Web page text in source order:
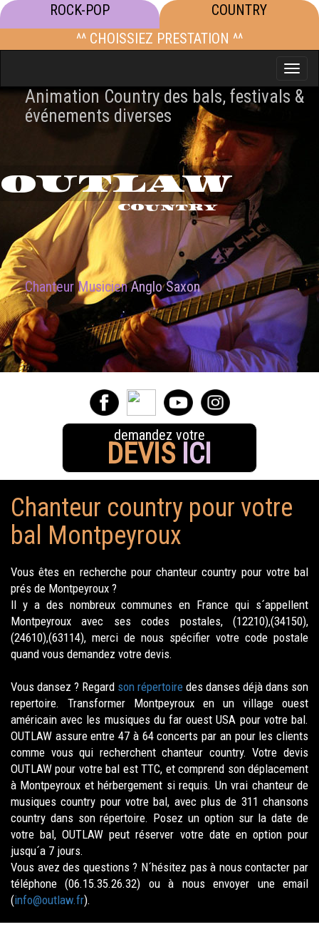
ROCK-POP
COUNTRY
^^ CHOISSIEZ PRESTATION ^^
Toggle
Animation Country des bals, festivals &
événements diverses
OUTLAW
COUNTRY
Chanteur MusicienAnglo Saxon
demandez votre
DEVIS ICI
Chanteur country pour votre
bal Montpeyroux
Vous êtes en recherche pour chanteur country pour votre bal
prés de Montpeyroux ?
Il y a des nombreux communes en France qui s´appellent
Montpeyroux avec ses codes postales, (12210),(34150),
(24610),(63114), merci de nous spécifier votre code postale
quand vous demandez votre devis.
Vous dansez ? Regard son répertoire des danses déjà dans son
repertoire. Transformer Montpeyroux en un village ouest
américain avec les musiques du far ouest USA pour votre bal.
OUTLAW assure entre 47 à 64 concerts par an pour les clients
comme vous qui recherchent chanteur country. Votre devis
OUTLAW pour votre bal est TTC, et comprend son déplacement
à Montpeyroux et hérbergement si requis. Un vrai chanteur de
musiques country pour votre bal, avec plus de 311 chansons
country dans son répertoire. Posez un option sur la date de
votre bal, OUTLAW peut réserver votre date en option pour
jusqu´a 7 jours.
Vous avez des questions ? N´hésitez pas à nous contacter par
téléphone (06.15.35.26.32) ou à nous envoyer une email
(info@outlaw.fr).